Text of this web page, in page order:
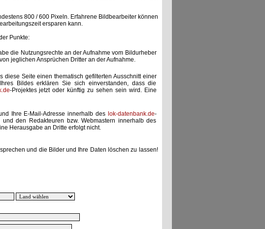
800 / 600 Pixeln. Erfahrene Bildbearbeiter können
ersparen kann.
Punkte:
die Nutzungsrechte an der Aufnahme vom Bildurheber
jeglichen Ansprüchen Dritter an der Aufnahme.
diese Seite einen thematisch gefilterten Ausschnitt einer
Bildes erklären Sie sich einverstanden, dass die
-Projektes jetzt oder künftig zu sehen sein wird. Eine
Ihre E-Mail-Adresse innerhalb des lok-datenbank.de-
den Redakteuren bzw. Webmastern innerhalb des
Herausgabe an Dritte erfolgt nicht.
und die Bilder und Ihre Daten löschen zu lassen!